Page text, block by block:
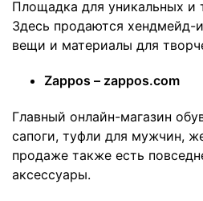
Площадка для уникальных и
Здесь продаются хендмейд-
вещи и материалы для
Zappos – zappos.com
Главный онлайн-магазин
сапоги, туфли для мужчин,
продаже также есть
аксессуары.